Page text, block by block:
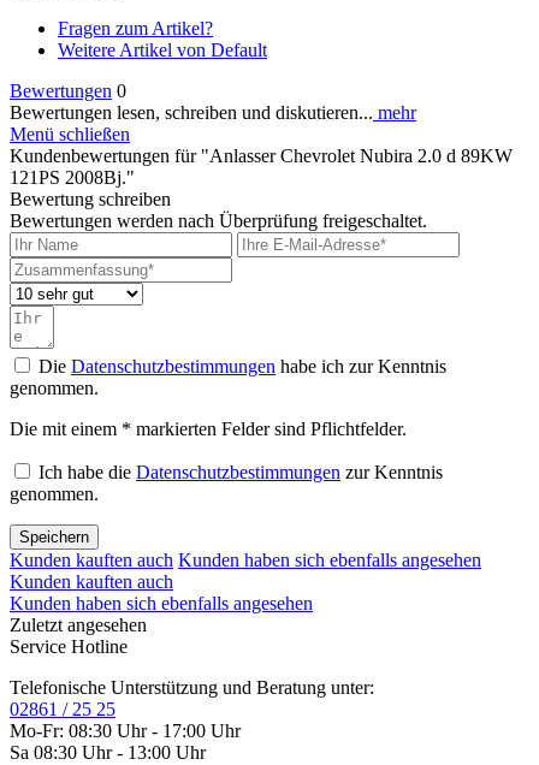
Fragen zum Artikel?
Weitere Artikel von Default
Bewertungen 0
Bewertungen lesen, schreiben und diskutieren... mehr
Menü schließen
Kundenbewertungen für "Anlasser Chevrolet Nubira 2.0 d 89KW
121PS 2008Bj."
Bewertung schreiben
Bewertungen werden nach Überprüfung freigeschaltet.
Die Datenschutzbestimmungen habe ich zur Kenntnis
genommen.
Die mit einem * markierten Felder sind Pflichtfelder.
Ich habe die Datenschutzbestimmungen zur Kenntnis
genommen.
Speichern
Kunden kauften auch Kunden haben sich ebenfalls angesehen
Kunden kauften auch
Kunden haben sich ebenfalls angesehen
Zuletzt angesehen
Service Hotline
Telefonische Unterstützung und Beratung unter:
02861 / 25 25
Mo-Fr: 08:30 Uhr - 17:00 Uhr
Sa 08:30 Uhr - 13:00 Uhr